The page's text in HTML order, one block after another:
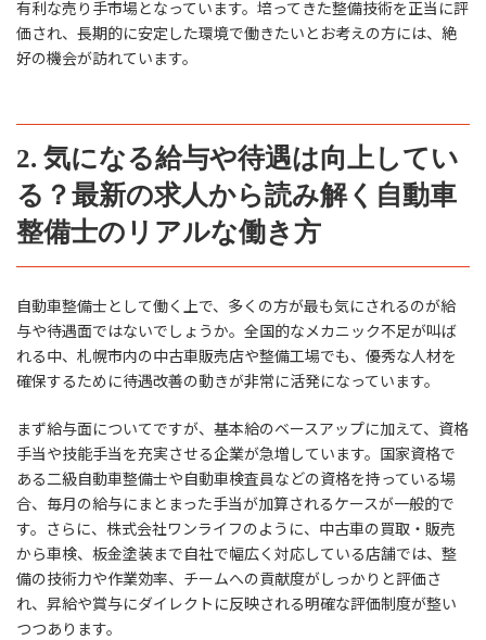
有利な売り手市場となっています。培ってきた整備技術を正当に評
価され、長期的に安定した環境で働きたいとお考えの方には、絶
好の機会が訪れています。
2. 気になる給与や待遇は向上してい
る？最新の求人から読み解く自動車
整備士のリアルな働き方
自動車整備士として働く上で、多くの方が最も気にされるのが給
与や待遇面ではないでしょうか。全国的なメカニック不足が叫ば
れる中、札幌市内の中古車販売店や整備工場でも、優秀な人材を
確保するために待遇改善の動きが非常に活発になっています。
まず給与面についてですが、基本給のベースアップに加えて、資格
手当や技能手当を充実させる企業が急増しています。国家資格で
ある二級自動車整備士や自動車検査員などの資格を持っている場
合、毎月の給与にまとまった手当が加算されるケースが一般的で
す。さらに、株式会社ワンライフのように、中古車の買取・販売
から車検、板金塗装まで自社で幅広く対応している店舗では、整
備の技術力や作業効率、チームへの貢献度がしっかりと評価さ
れ、昇給や賞与にダイレクトに反映される明確な評価制度が整い
つつあります。